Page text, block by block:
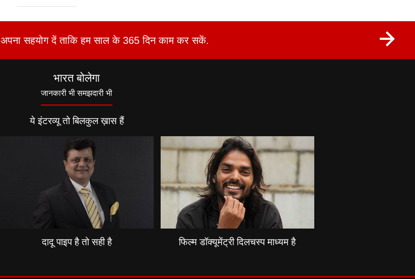
अपना सहयोग दें ताकि हम साल के 365 दिन काम कर सकें.
भारत बोलेगा
जानकारी भी समझदारी भी
ये इंटरव्यू तो बिलकुल ख़ास हैं
दादू पाइप है तो सही है फिल्म डॉक्यूमेंट्री दिलचस्प माध्यम है